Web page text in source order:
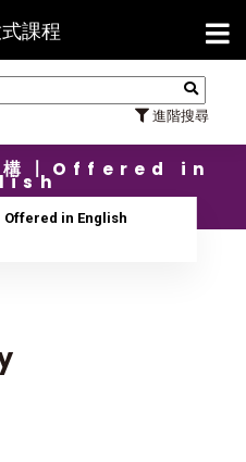
課程
進階搜尋
【7/31
構〡Offered in
Offered in English